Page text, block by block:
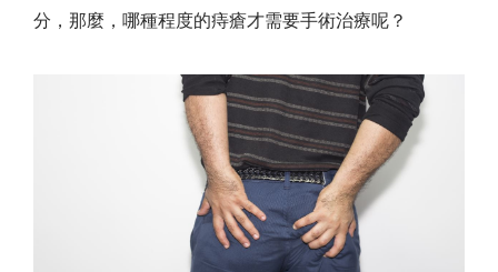
分，那麼，哪種程度的痔瘡才需要手術治療呢？